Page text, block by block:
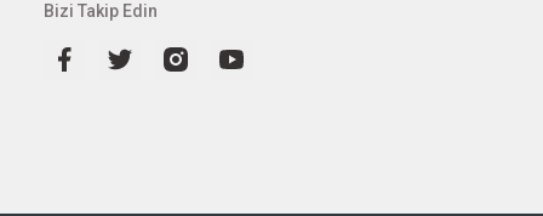
Bizi Takip Edin